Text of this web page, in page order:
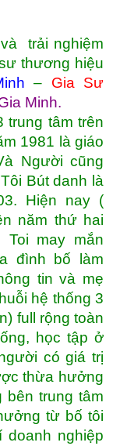
trải nghiệm
thương hiệu
–
Gia Sư
Minh.
trung tâm trên
1981 là giáo
Người cũng
Bút danh là
Hiện nay (
năm thứ hai
may mắn
đình bố làm
tin và mẹ
hệ thống 3
full rộng toàn
học tập ở
có giá trị
thừa hưởng
trung tâm
từ bố tôi
nghiệp